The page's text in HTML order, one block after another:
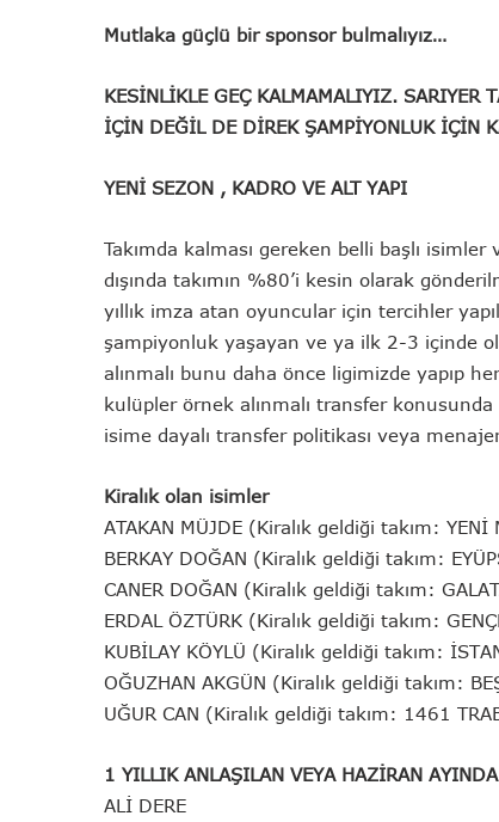
Mutlaka güçlü bir sponsor bulmalıyız…
KESİNLİKLE GEÇ KALMAMALIYIZ. SARIYER
İÇİN DEĞİL DE DİREK ŞAMPİYONLUK İÇİN
YENİ SEZON , KADRO VE ALT YAPI
Takımda kalması gereken belli başlı
dışında takımın %80’i kesin olarak
yıllık imza atan oyuncular için tercihler
şampiyonluk yaşayan ve ya ilk 2-3 içinde
alınmalı bunu daha önce ligimizde yapıp
kulüpler örnek alınmalı transfer konusunda
isime dayalı transfer politikası veya
Kiralık olan isimler
ATAKAN MÜJDE (Kiralık geldiği takım: YENİ
BERKAY DOĞAN (Kiralık geldiği takım:
CANER DOĞAN (Kiralık geldiği takım:
ERDAL ÖZTÜRK (Kiralık geldiği takım:
KUBİLAY KÖYLÜ (Kiralık geldiği takım:
OĞUZHAN AKGÜN (Kiralık geldiği takım:
UĞUR CAN (Kiralık geldiği takım: 1461
1 YILLIK ANLAŞILAN VEYA HAZİRAN
ALİ DERE